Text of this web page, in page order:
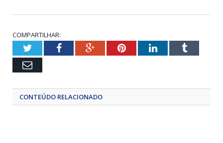
COMPARTILHAR:
TwitterFacebookGoogle+PinterestLinkedInTumblr
Email
CONTEÚDO RELACIONADO